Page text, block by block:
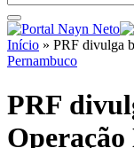
Início » PRF divulga
Pernambuco
PRF